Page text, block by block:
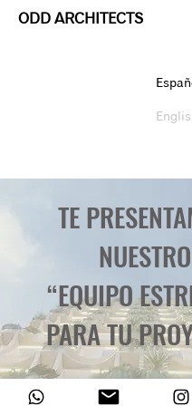
ODD ARCHITECTS
TE
NUESTRO
“EQUIPO
PARA TU